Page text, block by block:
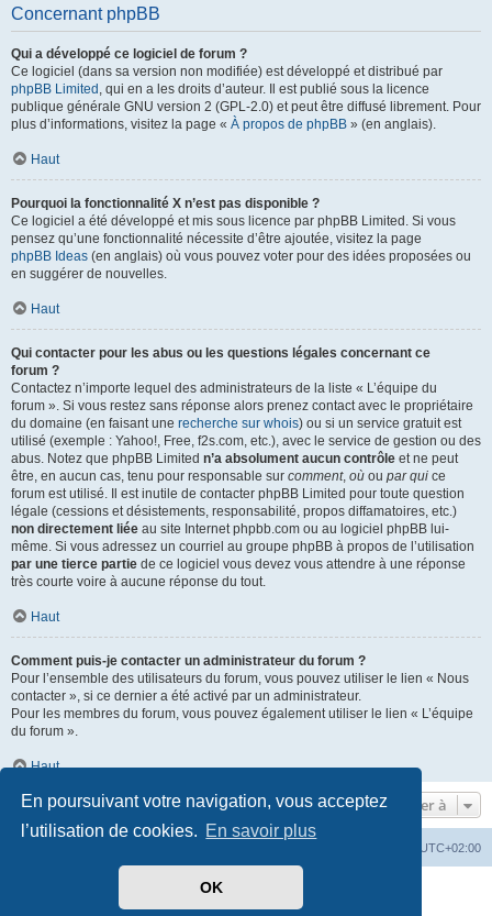
En poursuivant votre navigation, vous acceptez
l’utilisation de cookies. En savoir plus
OK
Concernant phpBB
Qui a développé ce logiciel de forum ?
Ce logiciel (dans sa version non modifiée) est développé et distribué par
phpBB Limited , qui en a les droits d’auteur. Il est publié sous la licence
publique générale GNU version 2 (GPL-2.0) et peut être diffusé librement. Pour
plus d’informations, visitez la page « À propos de phpBB » (en anglais).
Haut
Pourquoi la fonctionnalité X n’est pas disponible ?
Ce logiciel a été développé et mis sous licence par phpBB Limited. Si vous
pensez qu’une fonctionnalité nécessite d’être ajoutée, visitez la page
phpBB Ideas (en anglais) où vous pouvez voter pour des idées proposées ou
en suggérer de nouvelles.
Haut
Qui contacter pour les abus ou les questions légales concernant ce
forum ?
Contactez n’importe lequel des administrateurs de la liste « L’équipe du
forum ». Si vous restez sans réponse alors prenez contact avec le propriétaire
du domaine (en faisant une recherche sur whois) ou si un service gratuit est
utilisé (exemple : Yahoo!, Free, f2s.com, etc.), avec le service de gestion ou des
abus. Notez que phpBB Limited n’a absolument aucun contrôle et ne peut
être, en aucun cas, tenu pour responsable sur comment, où ou par qui ce
forum est utilisé. Il est inutile de contacter phpBB Limited pour toute question
légale (cessions et désistements, responsabilité, propos diffamatoires, etc.)
non directement liée au site Internet phpbb.com ou au logiciel phpBB lui-
même. Si vous adressez un courriel au groupe phpBB à propos de l’utilisation
par une tierce partie de ce logiciel vous devez vous attendre à une réponse
très courte voire à aucune réponse du tout.
Haut
Comment puis-je contacter un administrateur du forum ?
Pour l’ensemble des utilisateurs du forum, vous pouvez utiliser le lien « Nous
contacter », si ce dernier a été activé par un administrateur.
Pour les membres du forum, vous pouvez également utiliser le lien « L’équipe
du forum ».
Haut
Aller à
UTC+02:00
phpBB ® Forum Software © phpBB Limited
phpBB-fr.com